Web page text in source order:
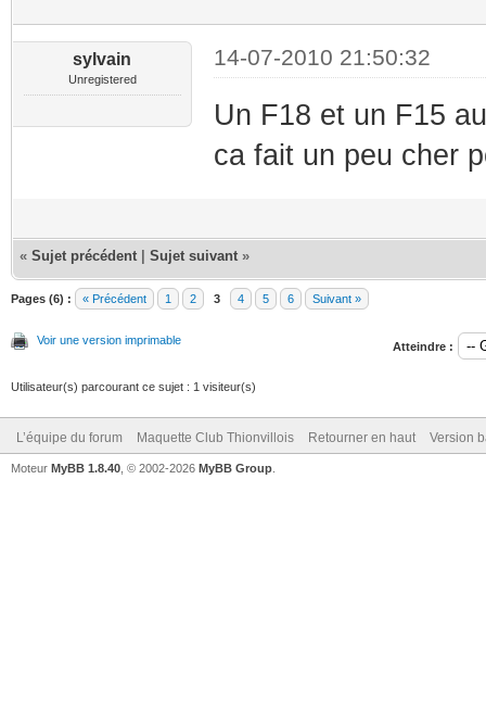
sylvain
Unregistered
14-07-2010 21:50:32
Un F18 et un F15
ca fait un peu cher
« Sujet précédent Sujet suivant »
Pages (6) : « Précédent 1 2 3 4 5 6 Suivant »
Voir une version imprimable Atteindre :
Utilisateur(s) parcourant ce sujet : 1 visiteur(s)
L’équipe du forum Maquette Club Thionvillois Retourner en haut Version
Moteur MyBB 1.8.40 , © 2002-2026 MyBB Group